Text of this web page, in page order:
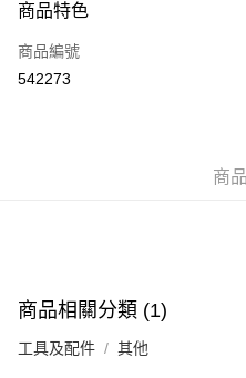
信用卡
Apple Pay
付款後門市自取，訂單確認後2-
商品特色
商品編號
542273
商
商品相關分類 (1)
工具及配件 其他